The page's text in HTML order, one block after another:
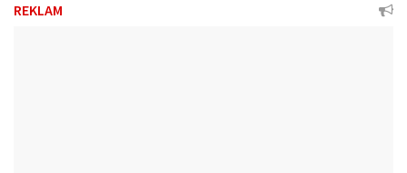
REKLAM